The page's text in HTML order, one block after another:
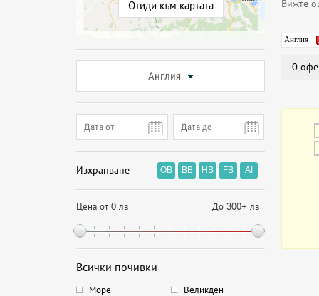
Отиди към картата
Англия
Изхранване OB BB HB FB AI
Цена от 0 лв До 300+ лв
Всички почивки
Море
Великден
Вижте
Англия
0